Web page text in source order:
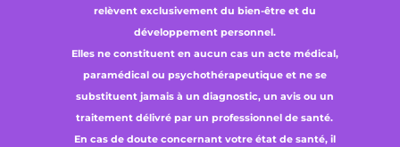
relèvent exclusivement du bien-être et du
développement personnel.
Elles ne constituent en aucun cas un acte médical,
paramédical ou psychothérapeutique et ne se
substituent jamais à un diagnostic, un avis ou un
traitement délivré par un professionnel de santé.
En cas de doute concernant votre état de santé, il